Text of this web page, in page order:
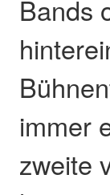
Bands
immer
zweite